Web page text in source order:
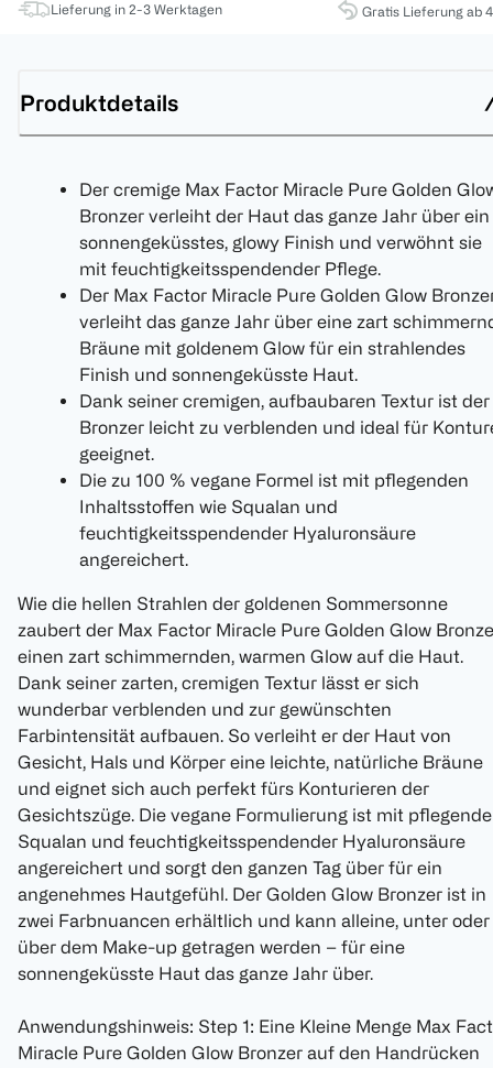
Lieferung in 2-3 Werktagen Gratis Lieferung ab
Produktdetails
Der cremige Max Factor Miracle Pure Golden
Bronzer verleiht der Haut das ganze Jahr über ein
sonnengeküsstes, glowy Finish und verwöhnt sie
mit feuchtigkeitsspendender Pflege.
Der Max Factor Miracle Pure Golden Glow
verleiht das ganze Jahr über eine zart
Bräune mit goldenem Glow für ein strahlendes
Finish und sonnengeküsste Haut.
Dank seiner cremigen, aufbaubaren Textur ist der
Bronzer leicht zu verblenden und ideal für
geeignet.
Die zu 100 % vegane Formel ist mit pflegenden
Inhaltsstoffen wie Squalan und
feuchtigkeitsspendender Hyaluronsäure
angereichert.
Wie die hellen Strahlen der goldenen Sommersonne
zaubert der Max Factor Miracle Pure Golden Glow
einen zart schimmernden, warmen Glow auf die Haut.
Dank seiner zarten, cremigen Textur lässt er sich
wunderbar verblenden und zur gewünschten
Farbintensität aufbauen. So verleiht er der Haut von
Gesicht, Hals und Körper eine leichte, natürliche Bräune
und eignet sich auch perfekt fürs Konturieren der
Gesichtszüge. Die vegane Formulierung ist mit
Squalan und feuchtigkeitsspendender Hyaluronsäure
angereichert und sorgt den ganzen Tag über für ein
angenehmes Hautgefühl. Der Golden Glow Bronzer ist in
zwei Farbnuancen erhältlich und kann alleine, unter oder
über dem Make-up getragen werden – für eine
sonnengeküsste Haut das ganze Jahr über.
Anwendungshinweis: Step 1: Eine Kleine Menge Max
Miracle Pure Golden Glow Bronzer auf den Handrücken